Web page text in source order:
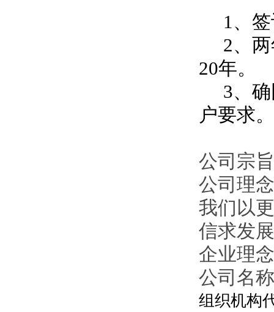
1、签
2、两
20年。
3、确
户要求。
公司宗
公司理
我们以
信求发
企业理
公司名
组织机构